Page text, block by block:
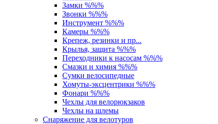
Замки %%%
Звонки %%%
Инструмент %%%
Камеры %%%
Крепеж, резинки и пр...
Крылья, защита %%%
Переходники к насосам %%%
Смазки и химия %%%
Сумки велосипедные
Хомуты-эксцентрики %%%
Фонари %%%
Чехлы для велорюкзаков
Чехлы на шлемы
Снаряжение для велотуров